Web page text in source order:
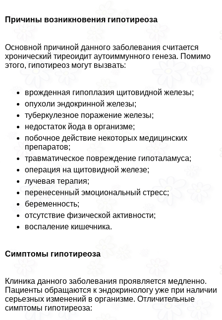
Причины возникновения гипотиреоза
Основной причиной данного заболевания считается
хронический тиреоидит аутоиммунного генеза. Помимо
этого, гипотиреоз могут вызвать:
врожденная гипоплазия щитовидной железы;
опухоли эндокринной железы;
туберкулезное поражение железы;
недостаток йода в организме;
побочное действие некоторых медицинских
препаратов;
травматическое повреждение гипоталамуса;
операция на щитовидной железе;
лучевая терапия;
перенесенный эмоциональный стресс;
беременность;
отсутствие физической активности;
воспаление кишечника.
Симптомы гипотиреоза
Клиника данного заболевания проявляется медленно.
Пациенты обращаются к эндокринологу уже при наличии
серьезных изменений в организме. Отличительные
симптомы гипотиреоза: